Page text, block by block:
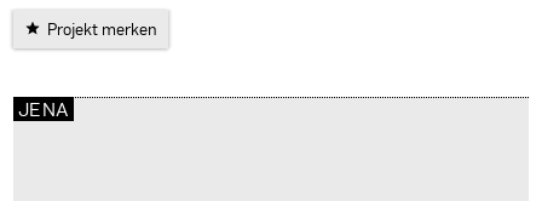
Projekt merken
JENA